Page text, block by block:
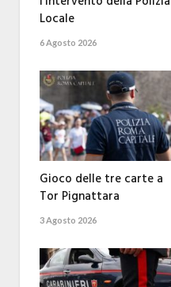
Locale
6 Agosto 2026
Gioco delle tre carte a
Tor Pignattara
3 Agosto 2026